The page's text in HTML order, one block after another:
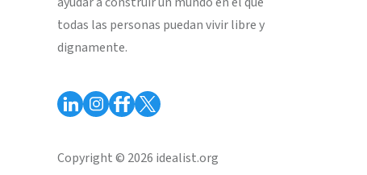
todas las personas puedan vivir libre y
dignamente.
Copyright © 2026 idealist.org